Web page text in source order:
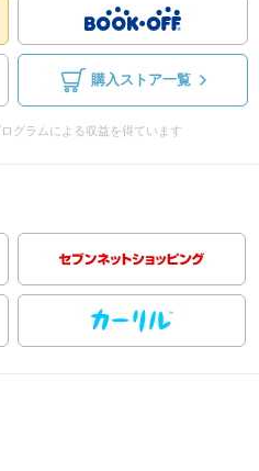
購入ストア一覧
グラムによる収益を得ています